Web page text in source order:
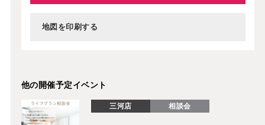
地図を印刷する
他の開催予定イベント
三河店 相談会